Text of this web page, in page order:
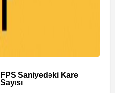
FPS Saniyedeki Kare
Sayısı